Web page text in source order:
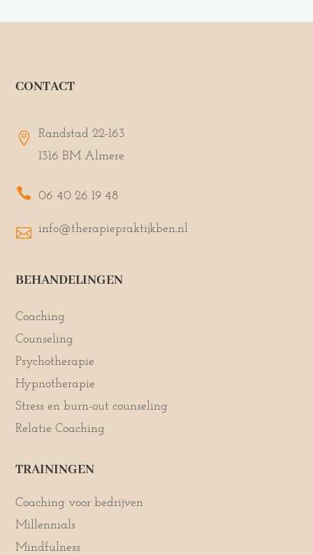
CONTACT

Randstad 22-163
1316 BM Almere
 06 40 26 19 48
 info@therapiepraktijkben.nl
BEHANDELINGEN
Coaching
Counseling
Psychotherapie
Hypnotherapie
Stress en burn-out counseling
Relatie Coaching
TRAININGEN
Coaching voor bedrijven
Millennials
Mindfulness